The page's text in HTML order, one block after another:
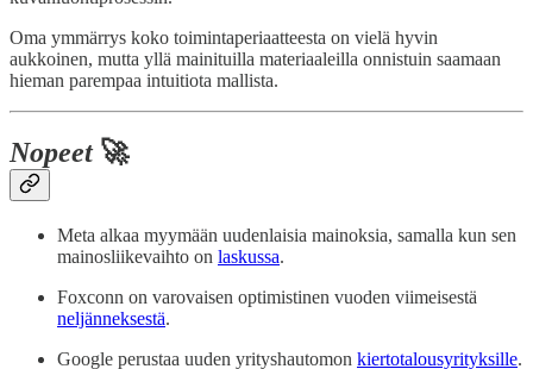
Oma ymmärrys koko toimintaperiaatteesta on vielä hyvin
aukkoinen, mutta yllä mainituilla materiaaleilla onnistuin saamaan
hieman parempaa intuitiota mallista.
Nopeet🚀
Meta alkaa myymään uudenlaisia mainoksia, samalla kun sen
mainosliikevaihto on laskussa.
Foxconn on varovaisen optimistinen vuoden viimeisestä
neljänneksestä.
Google perustaa uuden yrityshautomon kiertotalousyrityksille.